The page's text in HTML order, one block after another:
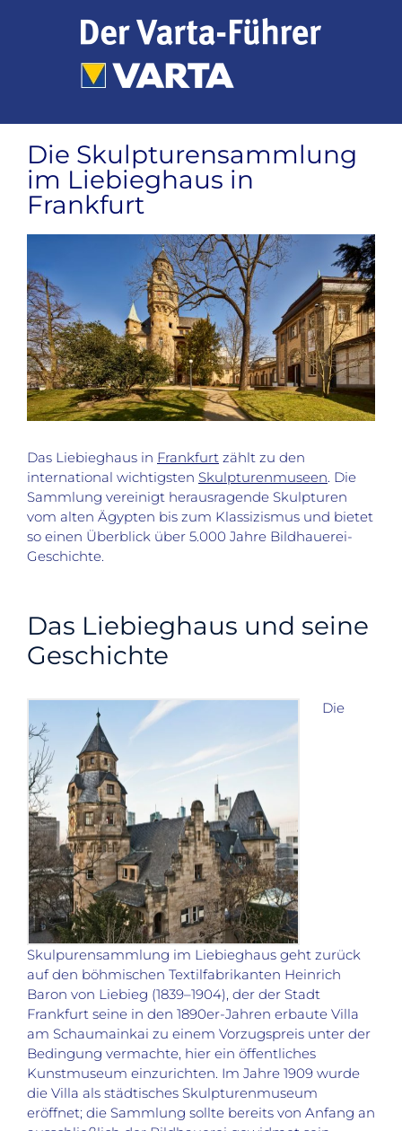
Die Skulpturensammlung
im Liebieghaus in
Frankfurt
Bild
Das Liebieghaus in Frankfurt zählt zu den
international wichtigsten Skulpturenmuseen. Die
Sammlung vereinigt herausragende Skulpturen
vom alten Ägypten bis zum Klassizismus und bietet
so einen Überblick über 5.000 Jahre Bildhauerei-
Geschichte.
Das Liebieghaus und seine
Geschichte
Die
Skulpurensammlung im Liebieghaus geht zurück
auf den böhmischen Textilfabrikanten Heinrich
Baron von Liebieg (1839–1904), der der Stadt
Frankfurt seine in den 1890er-Jahren erbaute Villa
am Schaumainkai zu einem Vorzugspreis unter der
Bedingung vermachte, hier ein öffentliches
Kunstmuseum einzurichten. Im Jahre 1909 wurde
die Villa als städtisches Skulpturenmuseum
eröffnet; die Sammlung sollte bereits von Anfang an